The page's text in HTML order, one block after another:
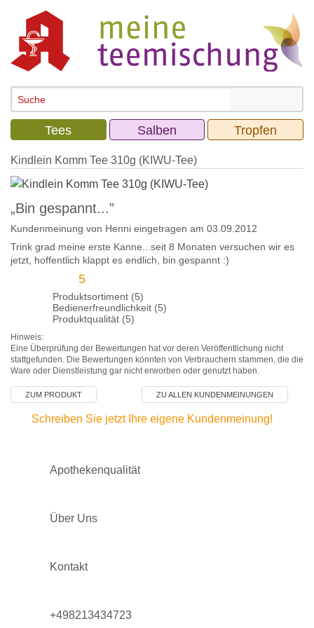
Tees Salben Tropfen
Kindlein Komm Tee 310g (KIWU-Tee)
„Bin gespannt...”
Kundenmeinung von Henni eingetragen am 03.09.2012
Trink grad meine erste Kanne...seit 8 Monaten versuchen wir es
jetzt, hoffentlich klappt es endlich, bin gespannt :)
5
Produktsortiment (5)
Bedienerfreundlichkeit (5)
Produktqualität (5)
Hinweis:
Eine Überprüfung der Bewertungen hat vor deren Veröffentlichung nicht
stattgefunden. Die Bewertungen könnten von Verbrauchern stammen, die die
Ware oder Dienstleistung gar nicht erworben oder genutzt haben.
ZUM PRODUKT ZU ALLEN KUNDENMEINUNGEN
Schreiben Sie jetzt Ihre eigene Kundenmeinung!
Apothekenqualität
Über Uns
Kontakt
+498213434723